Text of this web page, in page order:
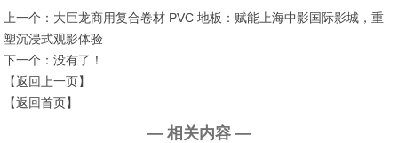
上一个： 大巨龙商用复合卷材 PVC 地板：赋能上海中影国际影城，重
塑沉浸式观影体验
下一个：没有了！
【返回上一页】
【返回首页】
— 相关内容 —